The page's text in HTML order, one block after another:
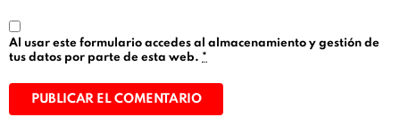
Al usar este formulario accedes al almacenamiento y gestión de
tus datos por parte de esta web. *